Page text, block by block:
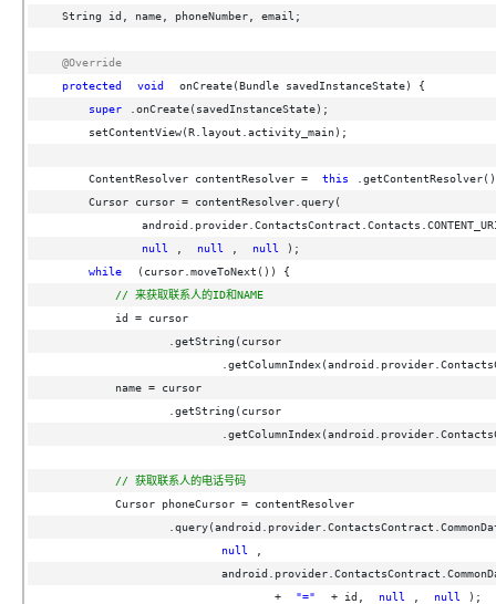
String id, name, phoneNumber, email;
@Override
protected
void
onCreate(Bundle savedInstanceState) {
super
.onCreate(savedInstanceState);
setContentView(R.layout.activity_main);
ContentResolver contentResolver = this
Cursor cursor = contentResolver.query(
null
null null
);
while
(cursor.moveToNext()) {
// 来获取联系人的ID和NAME
id = cursor
.getString(cursor
name = cursor
.getString(cursor
// 获取联系人的电话号码
Cursor phoneCursor = contentResolver
null
+
"=" + id, null null
);